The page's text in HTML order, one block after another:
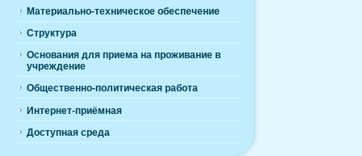
Материально-техническое обеспечение
Структура
Основания для приема на проживание в
учреждение
Общественно-политическая работа
Интернет-приёмная
Доступная среда